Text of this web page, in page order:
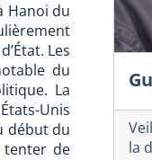
Hanoi du
Les
du
La
Unis
début du
tenter de
la